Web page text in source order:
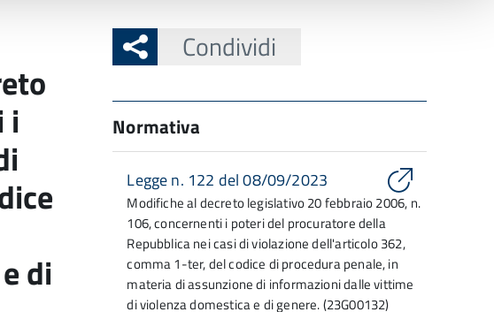
i
di
Condividi
Normativa
Legge n. 122 del 08/09/2023
Modifiche al decreto legislativo 20 febbraio 2006, n.
106, concernenti i poteri del procuratore della
Repubblica nei casi di violazione dell'articolo 362,
comma 1-ter, del codice di procedura penale, in
materia di assunzione di informazioni dalle vittime
di violenza domestica e di genere. (23G00132)